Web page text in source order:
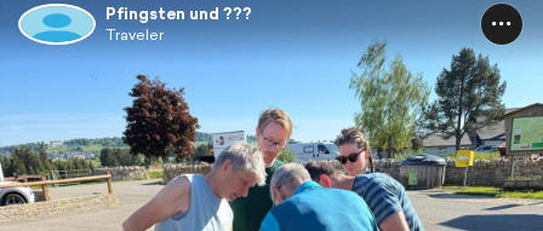
Pfingsten und ???
Traveler